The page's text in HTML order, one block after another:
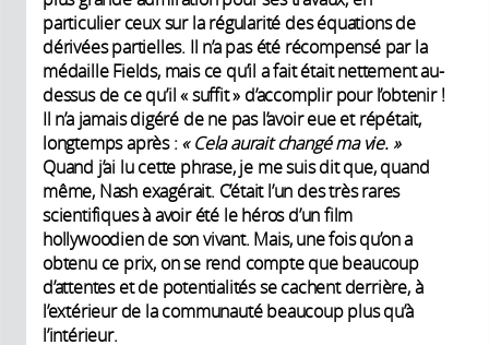
particulier ceux sur la régularité des équations de
dérivées partielles. Il n’a pas été récompensé par la
médaille Fields, mais ce qu’il a fait était nettement au-
dessus de ce qu’il « suffit » d’accomplir pour l’obtenir !
Il n’a jamais digéré de ne pas l’avoir eue et répétait,
longtemps après : « Cela aurait changé ma vie. »
Quand j’ai lu cette phrase, je me suis dit que, quand
même, Nash exagérait. C’était l’un des très rares
scientifiques à avoir été le héros d’un film
hollywoodien de son vivant. Mais, une fois qu’on a
obtenu ce prix, on se rend compte que beaucoup
d’attentes et de potentialités se cachent derrière, à
l’extérieur de la communauté beaucoup plus qu’à
l’intérieur.